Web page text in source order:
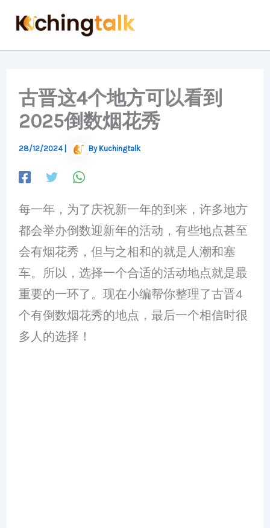
content
古晋这4个地方可以看到
2025倒数烟花秀
28/12/2024 By Kuchingtalk
每一年，为了庆祝新一年的到来，许多地方
都会举办倒数迎新年的活动，有些地点甚至
会有烟花秀，但与之相和的就是人潮和塞
车。所以，选择一个合适的活动地点就是最
重要的一环了。现在小编帮你整理了古晋4
个有倒数烟花秀的地点，最后一个相信时很
多人的选择！